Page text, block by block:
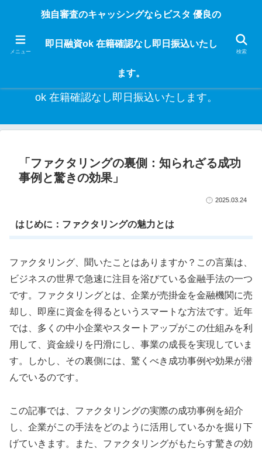
独自審査のフリーローンならビスタなら24時間365日 在籍確認なしで借りれる
な入用があっても安心！融資率97％！仕事をしている人ならブラックでも給料
日返済の１ヶ月融資で借りられるから安心！
独自審査のキャッシングならビスタ 優良の即日融資
ok 在籍確認なし即日振込いたします。
「ファクタリングの裏側：知られざる成功
事例と驚きの効果」
2025.03.24
はじめに：ファクタリングの魅力とは
ファクタリング、聞いたことはありますか？この言葉は、
ビジネスの世界で急速に注目を浴びている金融手法の一つ
です。ファクタリングとは、企業が売掛金を金融機関に売
却し、即座に資金を得るというスマートな方法です。近年
では、多くの中小企業やスタートアップがこの仕組みを利
用して、資金繰りを円滑にし、事業の成長を実現していま
す。しかし、その裏側には、驚くべき成功事例や効果が潜
んでいるのです。
この記事では、ファクタリングの実際の成功事例を紹介
し、企業がこの手法をどのように活用しているかを掘り下
げていきます。また、ファクタリングがもたらす驚きの効
メニュー
独自審査のキャッシングならビスタ 優良の
即日融資ok 在籍確認なし即日振込いたし
ます。
検索